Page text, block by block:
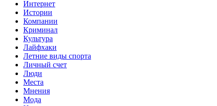
Интернет
Истории
Компании
Криминал
Культура
Лайфхаки
Летние виды спорта
Личный счет
Люди
Места
Мнения
Мода